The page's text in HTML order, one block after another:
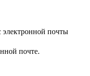
электронной почты
почте.